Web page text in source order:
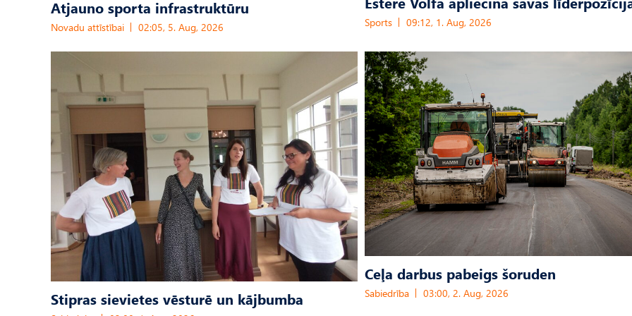
Atjauno sporta infrastruktūru
Novadu attīstībai 02:05, 5. Aug, 2026 Sports 09:12, 1. Aug, 2026
Stipras sievietes vēsturē un kājbumba
Ceļa darbus pabeigs šoruden
Sabiedrība 03:00, 2. Aug, 2026